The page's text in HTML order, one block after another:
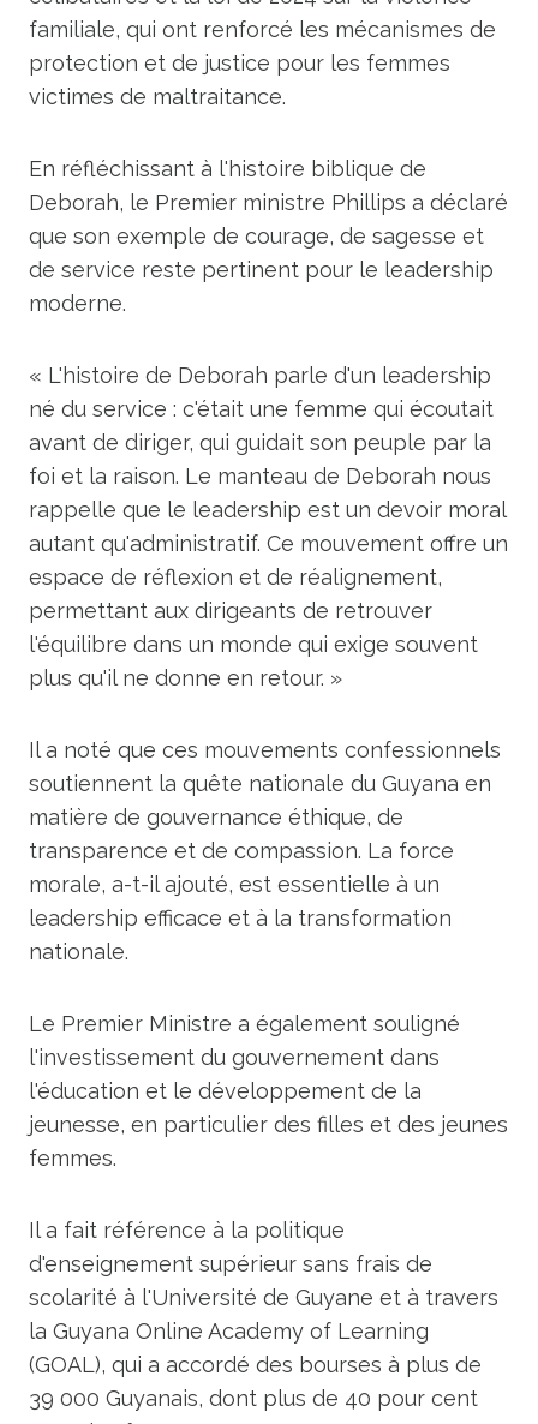
familiale, qui ont renforcé les mécanismes de
protection et de justice pour les femmes
victimes de maltraitance.
En réfléchissant à l'histoire biblique de
Deborah, le Premier ministre Phillips a déclaré
que son exemple de courage, de sagesse et
de service reste pertinent pour le leadership
moderne.
« L'histoire de Deborah parle d'un leadership
né du service : c'était une femme qui écoutait
avant de diriger, qui guidait son peuple par la
foi et la raison. Le manteau de Deborah nous
rappelle que le leadership est un devoir moral
autant qu'administratif. Ce mouvement offre un
espace de réflexion et de réalignement,
permettant aux dirigeants de retrouver
l'équilibre dans un monde qui exige souvent
plus qu'il ne donne en retour. »
Il a noté que ces mouvements confessionnels
soutiennent la quête nationale du Guyana en
matière de gouvernance éthique, de
transparence et de compassion. La force
morale, a-t-il ajouté, est essentielle à un
leadership efficace et à la transformation
nationale.
Le Premier Ministre a également souligné
l'investissement du gouvernement dans
l'éducation et le développement de la
jeunesse, en particulier des filles et des jeunes
femmes.
Il a fait référence à la politique
d'enseignement supérieur sans frais de
scolarité à l'Université de Guyane et à travers
la Guyana Online Academy of Learning
(GOAL), qui a accordé des bourses à plus de
39 000 Guyanais, dont plus de 40 pour cent